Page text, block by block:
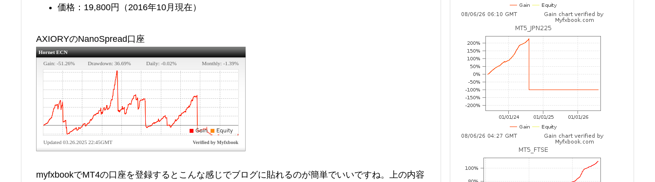
価格：19,800円（2016年10月現在）
AXIORYのNanoSpread口座
myfxbookでMT4の口座を登録するとこんな感じでブログに貼れるのが簡単でいいですね。上の内容